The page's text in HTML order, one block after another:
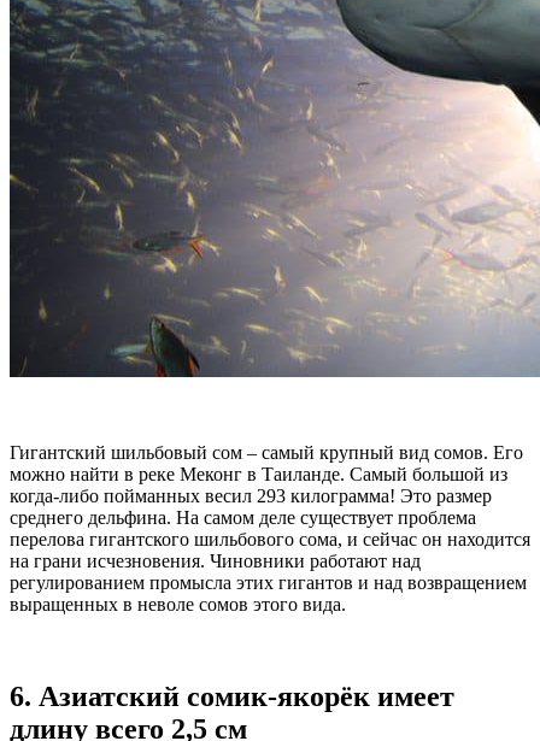
Гигантский шильбовый сом – самый крупный вид сомов. Его
можно найти в реке Меконг в Таиланде. Самый большой из
когда-либо пойманных весил 293 килограмма! Это размер
среднего дельфина. На самом деле существует проблема
перелова гигантского шильбового сома, и сейчас он находится
на грани исчезновения. Чиновники работают над
регулированием промысла этих гигантов и над возвращением
выращенных в неволе сомов этого вида.
6. Азиатский cомик-якорёк имеет
длину всего 2,5 см